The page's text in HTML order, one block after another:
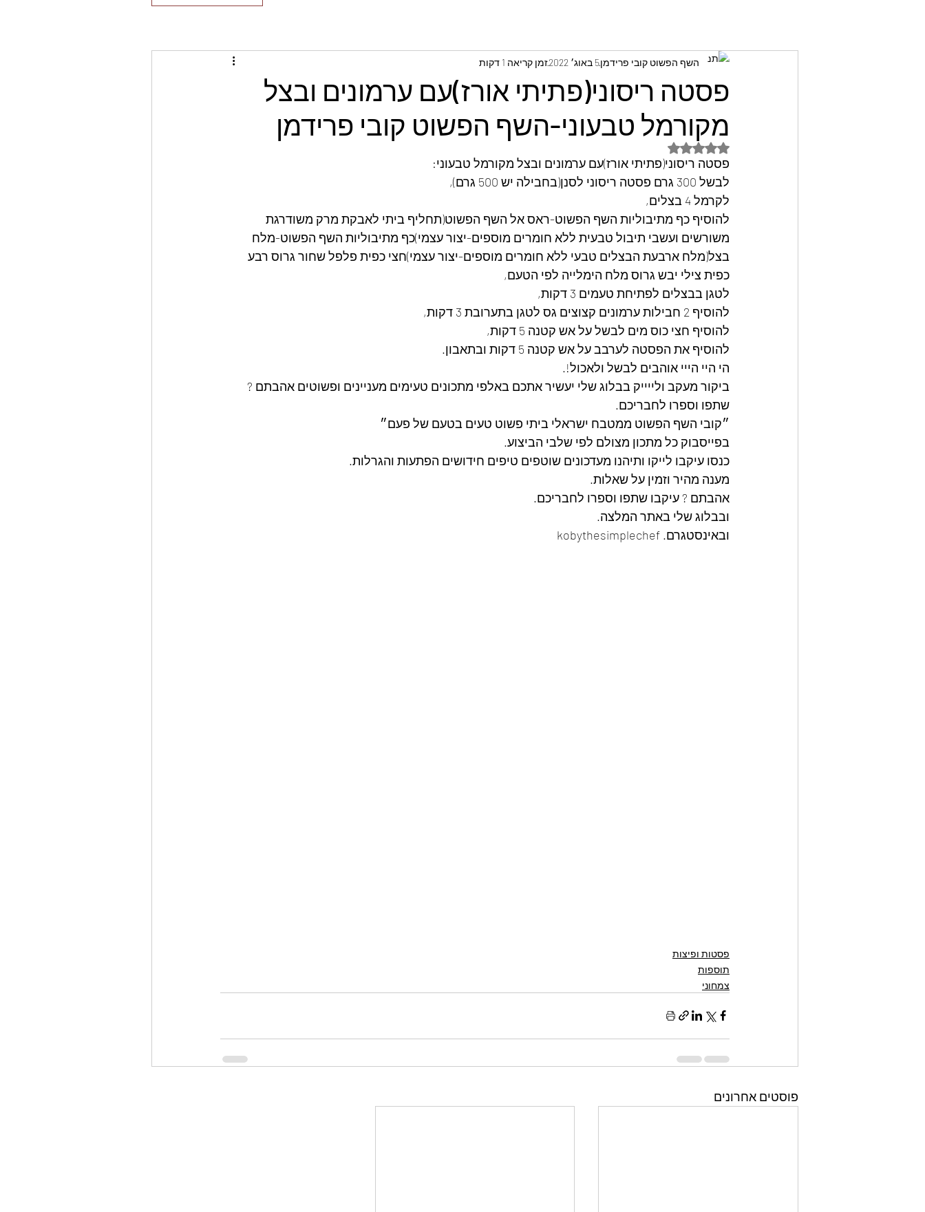
פסטה ריסוני(פתיתי אורז)עם ערמונים ובצל
מקורמל טבעוני-השף הפשוט קובי פרידמן
השף הפשוט קובי פרידמן5 באוג׳ 2022 זמן קריאה 1 דקות
דירוג של NaN מתוך 5 כוכבים
פסטה ריסוני(פתיתי אורז)עם ערמונים ובצל מקורמל טבעוני:
לבשל 300 גרם פסטה ריסוני לסנן(בחבילה יש 500 גרם),
לקרמל 4 בצלים,
להוסיף כף מתיבוליות השף הפשוט-ראס אל השף הפשוט(תחליף ביתי לאבקת מרק משודרגת
משורשים ועשבי תיבול טבעית ללא חומרים מוספים-יצור עצמי)כף מתיבוליות השף הפשוט-מלח
בצל(מלח ארבעת הבצלים טבעי ללא חומרים מוספים-יצור עצמי)חצי כפית פלפל שחור גרוס רבע
כפית צילי יבש גרוס מלח הימלייה לפי הטעם,
לטגן בבצלים לפתיחת טעמים 3 דקות,
להוסיף 2 חבילות ערמונים קצוצים גס לטגן בתערובת 3 דקות,
להוסיף חצי כוס מים לבשל על אש קטנה 5 דקות,
להוסיף את הפסטה לערבב על אש קטנה 5 דקות ובתאבון.
הי היי הייי אוהבים לבשל ולאכול!.
ביקור מעקב ולייייק בבלוג שלי יעשיר אתכם באלפי מתכונים טעימים מעניינים ופשוטים אהבתם ?
שתפו וספרו לחבריכם.
״קובי השף הפשוט ממטבח ישראלי ביתי פשוט טעים בטעם של פעם״
בפייסבוק כל מתכון מצולם לפי שלבי הביצוע.
כנסו עיקבו לייקו ותיהנו מעדכונים שוטפים טיפים חידושים הפתעות והגרלות.
מענה מהיר וזמין על שאלות.
אהבתם ? עיקבו שתפו וספרו לחבריכם.
ובבלוג שלי באתר המלצה.
ובאינסטגרם. kobythesimplechef
פסטות ופיצות
תוספות
צמחוני
פוסטים אחרונים